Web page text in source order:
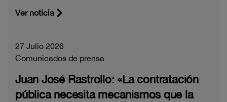
Ver noticia
27 Julio 2026
Comunicados de prensa
Juan José Rastrollo: «La contratación
pública necesita mecanismos que la